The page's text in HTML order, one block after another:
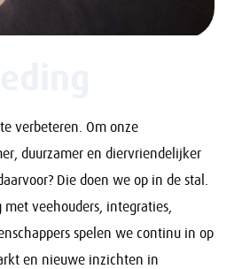
verbeteren. Om onze
duurzamer en diervriendelijker
Die doen we op in de stal.
veehouders, integraties,
spelen we continu in op
en nieuwe inzichten in